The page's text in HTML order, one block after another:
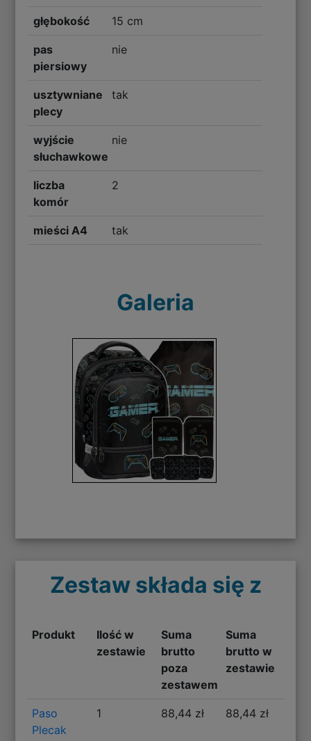
głębokość 15 cm
pas
piersiowy
nie
usztywniane
plecy
tak
wyjście
słuchawkowe
nie
liczba
komór
2
mieści A4 tak
Galeria
Zestaw składa się z
Produkt
Ilość w
zestawie
Suma
brutto
poza
zestawem
Suma
brutto w
zestawie
Paso
Plecak
1 88,44 zł 88,44 zł